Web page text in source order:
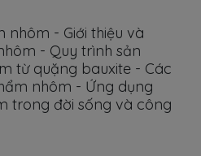
nhôm - Giới thiệu và
- Quy trình sản
từ quặng bauxite - Các
nhôm - Ứng dụng
trong đời sống và công